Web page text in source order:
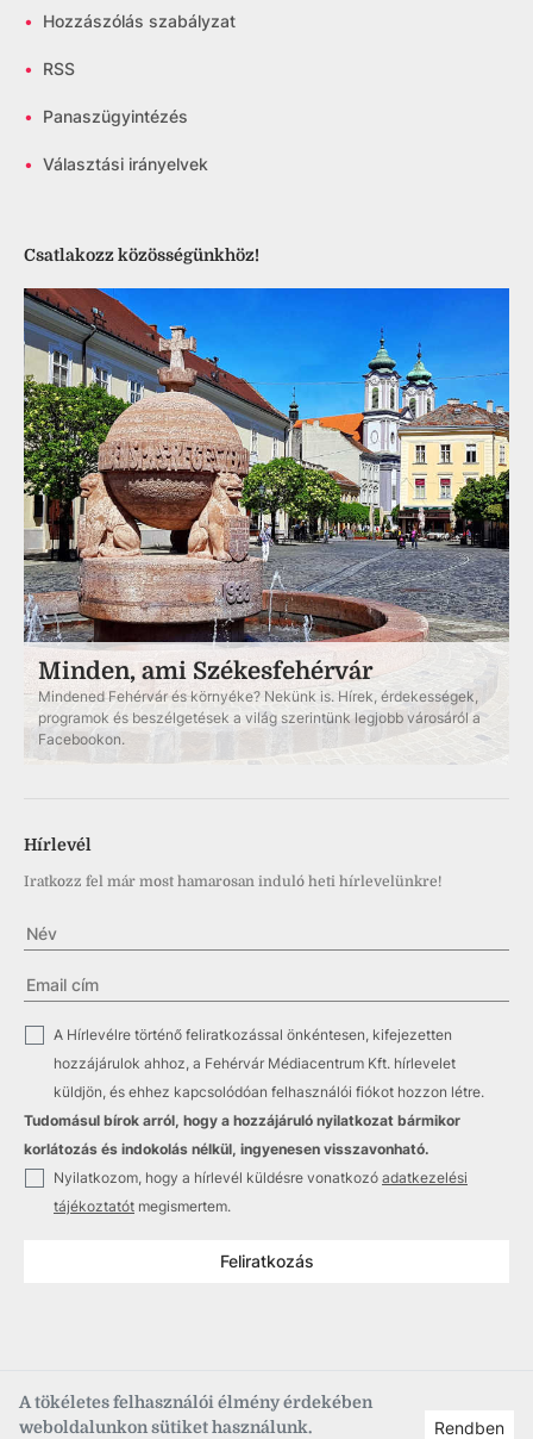
A tökéletes felhasználói élmény érdekében
weboldalunkon sütiket használunk.
Rendben
• Hozzászólás szabályzat
• RSS
• Panaszügyintézés
• Választási irányelvek
Csatlakozz közösségünkhöz!
Minden, ami Székesfehérvár
Mindened Fehérvár és környéke? Nekünk is. Hírek, érdekességek,
programok és beszélgetések a világ szerintünk legjobb városáról a
Facebookon.
Hírlevél
Iratkozz fel már most hamarosan induló heti hírlevelünkre!
✓
A Hírlevélre történő feliratkozással önkéntesen, kifejezetten
hozzájárulok ahhoz, a Fehérvár Médiacentrum Kft. hírlevelet
küldjön, és ehhez kapcsolódóan felhasználói fiókot hozzon létre.
Tudomásul bírok arról, hogy a hozzájáruló nyilatkozat bármikor
korlátozás és indokolás nélkül, ingyenesen visszavonható.
✓ Nyilatkozom, hogy a hírlevél küldésre vonatkozó adatkezelési
tájékoztatót megismertem.
Feliratkozás